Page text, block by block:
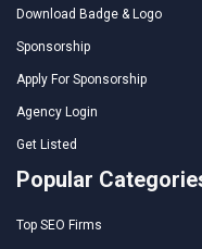
Download Badge & Logo
Sponsorship
Apply For Sponsorship
Agency Login
Get Listed
Popular
Top SEO Firms